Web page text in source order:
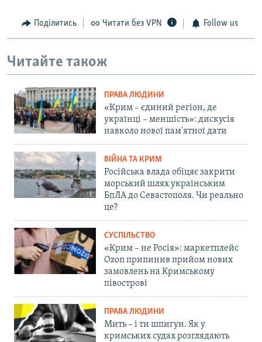
Поділитись Читати без VPN Follow us
Читайте також
ПРАВА ЛЮДИНИ
«Крим – єдиний регіон, де
українці – меншість»: дискусія
навколо нової пам'ятної дати
ВІЙНА ТА КРИМ
Російська влада обіцяє закрити
морський шлях українським
БпЛА до Севастополя. Чи реально
це?
СУСПІЛЬСТВО
«Крим – не Росія»: маркетплейс
Ozon припинив прийом нових
замовлень на Кримському
півострові
ПРАВА ЛЮДИНИ
Мить – і ти шпигун. Як у
кримських судах розглядають